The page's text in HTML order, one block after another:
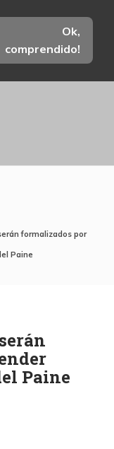
Ok,
comprendido!
formalizados por
Paine
Paine